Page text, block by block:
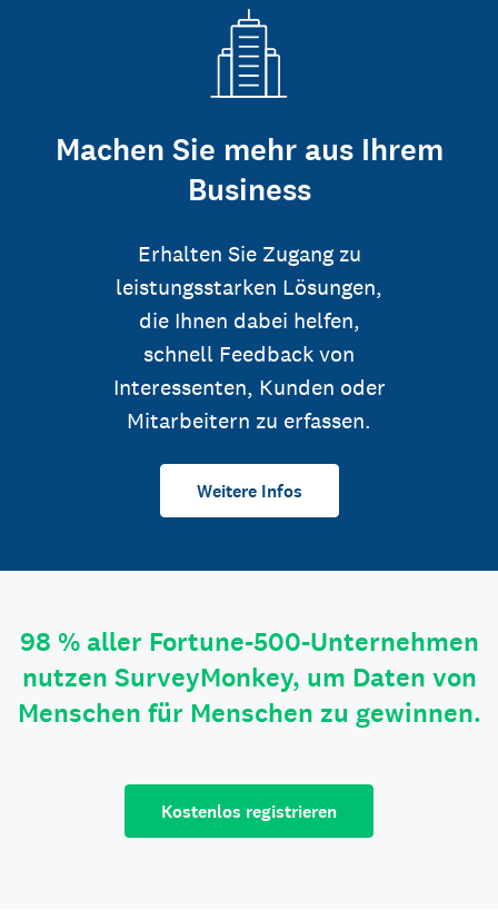
Machen Sie mehr aus Ihrem
Business
Erhalten Sie Zugang zu
leistungsstarken Lösungen,
die Ihnen dabei helfen,
schnell Feedback von
Interessenten, Kunden oder
Mitarbeitern zu erfassen.
Weitere Infos
98 % aller Fortune-500-Unternehmen
nutzen SurveyMonkey, um Daten von
Menschen für Menschen zu gewinnen.
Kostenlos registrieren